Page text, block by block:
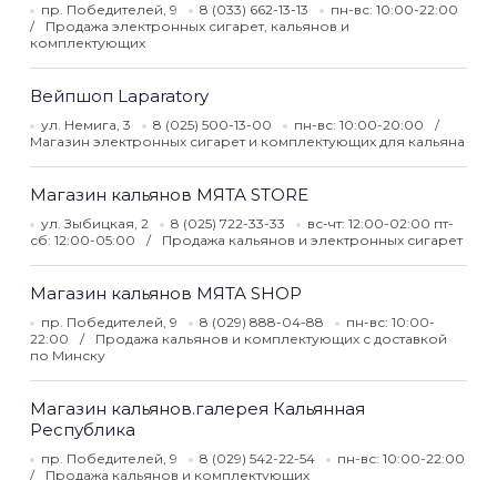
пр. Победителей, 9 8 (033) 662-13-13
пн-вс: 10:00-22:00
Продажа электронных сигарет, кальянов и
комплектующих
Вейпшоп Laparatory
ул. Немига, 3 8 (025) 500-13-00
пн-вс: 10:00-20:00
Магазин электронных сигарет и комплектующих для кальяна
Магазин кальянов МЯТА STORE
ул. Зыбицкая, 2 8 (025) 722-33-33
вс-чт: 12:00-02:00 пт-
сб: 12:00-05:00
Продажа кальянов и электронных сигарет
Магазин кальянов МЯТА SHOP
пр. Победителей, 9 8 (029) 888-04-88
пн-вс: 10:00-
22:00
Продажа кальянов и комплектующих с доставкой
по Минску
Магазин кальянов.галерея Кальянная
Республика
пр. Победителей, 9 8 (029) 542-22-54
пн-вс: 10:00-22:00
Продажа кальянов и комплектующих